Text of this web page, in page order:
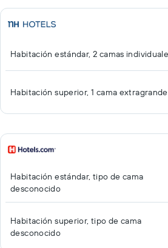
huéspedes pueden entrenar y
eventos, el hotel cuenta con 8 salas
Habitación estándar, 2 camas
Habitación superior, 1 cama extragrande
Habitación estándar, tipo de cama
desconocido
Habitación superior, tipo de cama
desconocido